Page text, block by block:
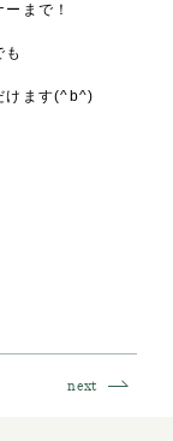
まで！
けます(^b^)
next